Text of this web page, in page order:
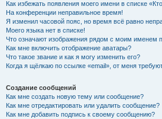
Как избежать появления моего имени в списке
На конференции неправильное время!
Я изменил часовой пояс, но время всё равно
Моего языка нет в списке!
Что означают изображения рядом с моим именем
Как мне включить отображение аватары?
Что такое звание и как я могу изменить его?
Когда я щёлкаю по ссылке «email», от меня
Создание сообщений
Как мне создать новую тему или сообщение?
Как мне отредактировать или удалить сообщение?
Как мне добавить подпись к своему сообщению?